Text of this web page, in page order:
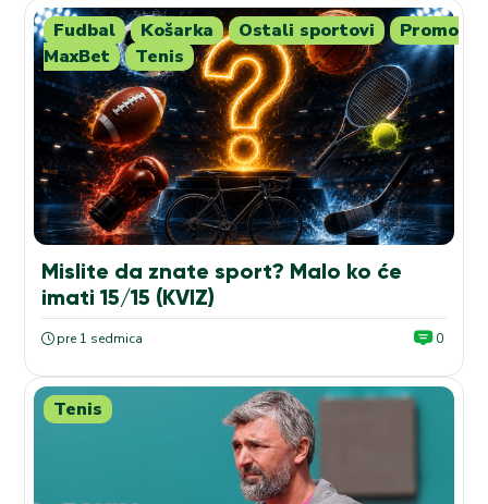
Fudbal Košarka Ostali sportovi
Promo
MaxBet
Tenis
Mislite da znate sport? Malo ko će
imati 15/15 (KVIZ)
pre 1 sedmica 0
Tenis